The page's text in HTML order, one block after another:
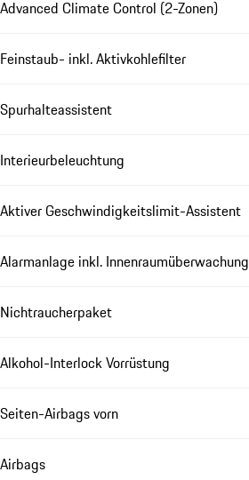
Advanced Climate Control (2-Zonen)
Feinstaub- inkl. Aktivkohlefilter
Spurhalteassistent
Interieurbeleuchtung
Aktiver Geschwindigkeitslimit-Assistent
Alarmanlage inkl. Innenraumüberwachung
Nichtraucherpaket
Alkohol-Interlock Vorrüstung
Seiten-Airbags vorn
Airbags